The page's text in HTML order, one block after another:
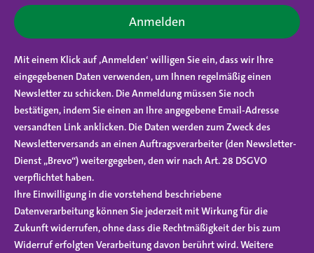
Anmelden
Mit einem Klick auf ‚Anmelden‘ willigen Sie ein, dass wir Ihre
eingegebenen Daten verwenden, um Ihnen regelmäßig einen
Newsletter zu schicken. Die Anmeldung müssen Sie noch
bestätigen, indem Sie einen an Ihre angegebene Email-Adresse
versandten Link anklicken. Die Daten werden zum Zweck des
Newsletterversands an einen Auftragsverarbeiter (den Newsletter-
Dienst „Brevo“) weitergegeben, den wir nach Art. 28 DSGVO
verpflichtet haben.
Ihre Einwilligung in die vorstehend beschriebene
Datenverarbeitung können Sie jederzeit mit Wirkung für die
Zukunft widerrufen, ohne dass die Rechtmäßigkeit der bis zum
Widerruf erfolgten Verarbeitung davon berührt wird. Weitere